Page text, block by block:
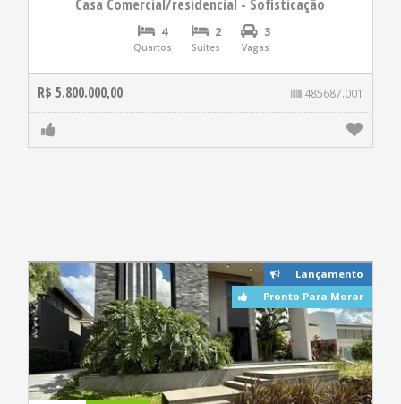
Casa Comercial/residencial - Sofisticação
4
Quartos
2
Suites
3
Vagas
R$ 5.800.000,00 485687.001
Lançamento
Pronto Para Morar